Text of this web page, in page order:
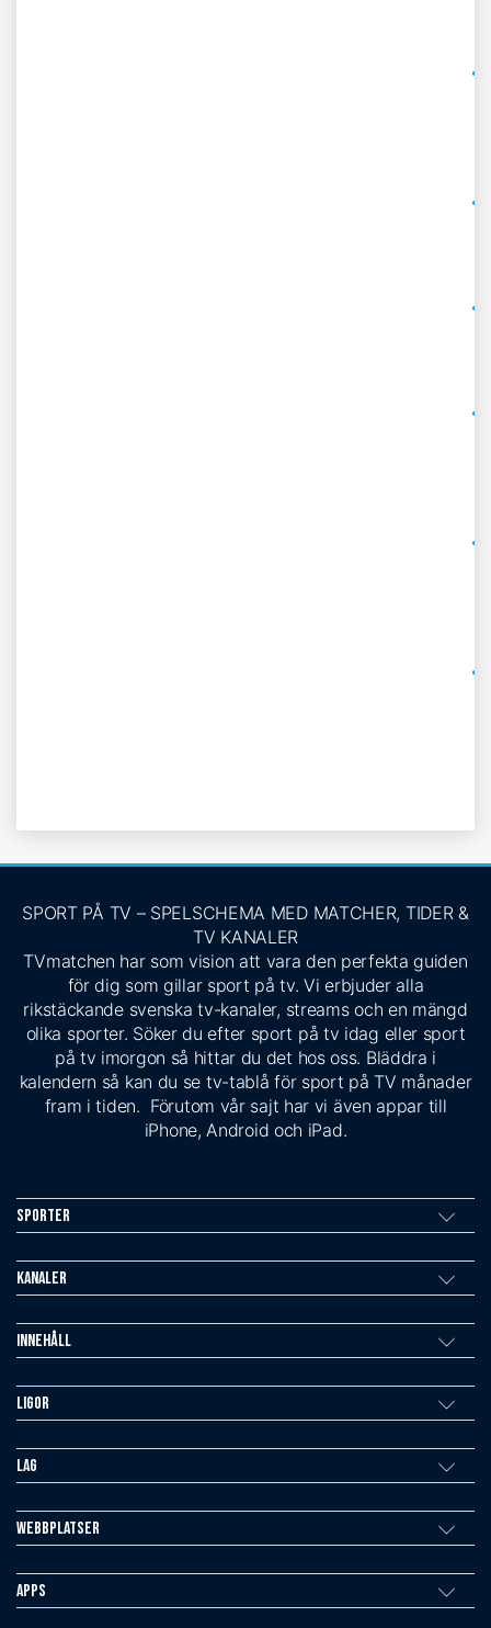
SPORT PÅ TV – SPELSCHEMA MED MATCHER, TIDER &
TV KANALER
TVmatchen har som vision att vara den perfekta guiden
för dig som gillar sport på tv. Vi erbjuder alla
rikstäckande svenska tv-kanaler, streams och en mängd
olika sporter. Söker du efter sport på tv idag eller sport
på tv imorgon så hittar du det hos oss. Bläddra i
kalendern så kan du se tv-tablå för sport på TV månader
fram i tiden. Förutom vår sajt har vi även appar till
iPhone, Android och iPad.
Sporter
Kanaler
Innehåll
Ligor
Lag
Webbplatser
Apps